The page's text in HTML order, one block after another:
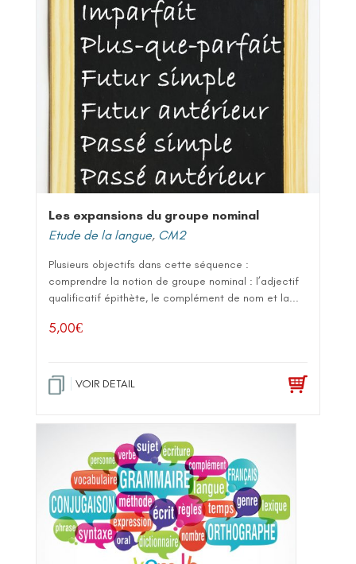
Les expansions du groupe nominal
Etude de la langue, CM2
Plusieurs objectifs dans cette séquence :
comprendre la notion de groupe nominal : l’adjectif
qualificatif épithète, le complément de nom et la...
5,00€
VOIR DETAIL